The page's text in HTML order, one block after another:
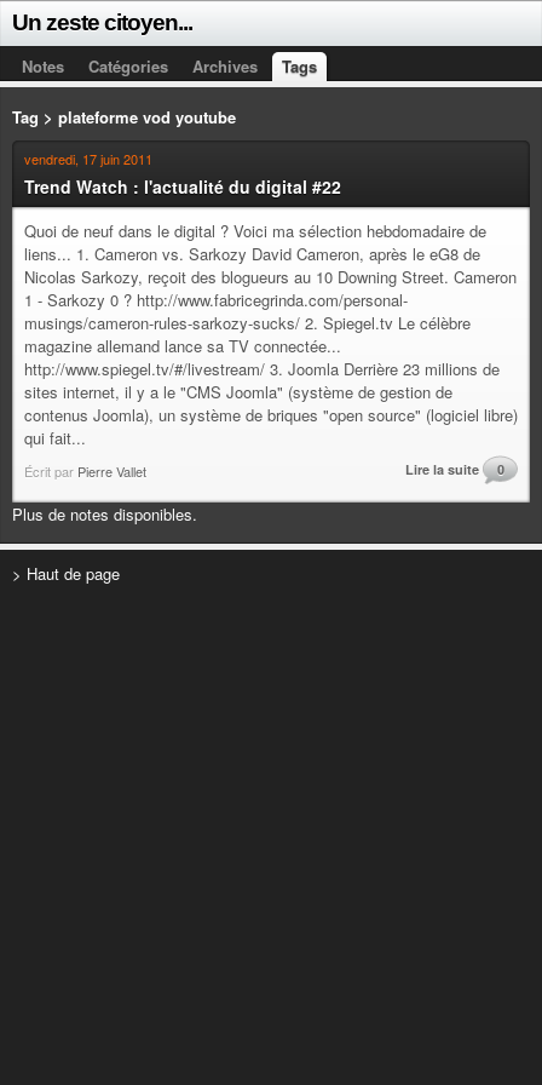
Un zeste citoyen...
Notes Catégories Archives Tags
Tag > plateforme vod youtube
vendredi, 17 juin 2011
Trend Watch : l'actualité du digital #22
Quoi de neuf dans le digital ? Voici ma sélection hebdomadaire de
liens... 1. Cameron vs. Sarkozy David Cameron, après le eG8 de
Nicolas Sarkozy, reçoit des blogueurs au 10 Downing Street. Cameron
1 - Sarkozy 0 ? http://www.fabricegrinda.com/personal-
musings/cameron-rules-sarkozy-sucks/ 2. Spiegel.tv Le célèbre
magazine allemand lance sa TV connectée...
http://www.spiegel.tv/#/livestream/ 3. Joomla Derrière 23 millions de
sites internet, il y a le "CMS Joomla" (système de gestion de
contenus Joomla), un système de briques "open source" (logiciel libre)
qui fait...
Écrit par Pierre Vallet Lire la suite 0
Plus de notes disponibles.
> Haut de page